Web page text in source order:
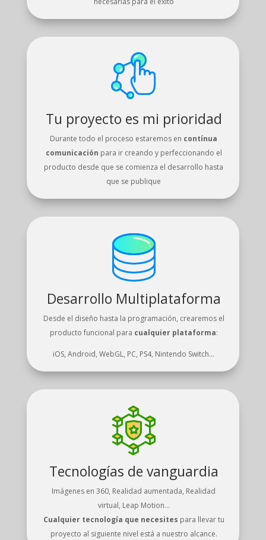
Tu proyecto es mi prioridad
Durante todo el proceso estaremos en contínua
comunicación para ir creando y perfeccionando el
producto desde que se comienza el desarrollo hasta
que se publique
Desarrollo Multiplataforma
Desde el diseño hasta la programación, crearemos el
producto funcional para cualquier plataforma:
iOS, Android, WebGL, PC, PS4, Nintendo Switch…
Tecnologías de vanguardia
Imágenes en 360, Realidad aumentada, Realidad
virtual, Leap Motion…
Cualquier tecnología que necesites para llevar tu
proyecto al siguiente nivel está a nuestro alcance.